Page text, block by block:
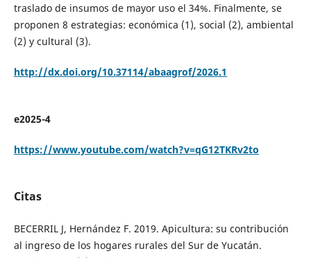
traslado de insumos de mayor uso el 34%. Finalmente, se
proponen 8 estrategias: económica (1), social (2), ambiental
(2) y cultural (3).
http://dx.doi.org/10.37114/abaagrof/2026.1
e2025-4
https://www.youtube.com/watch?v=qG12TKRv2to
Citas
BECERRIL J, Hernández F. 2019. Apicultura: su contribución
al ingreso de los hogares rurales del Sur de Yucatán.